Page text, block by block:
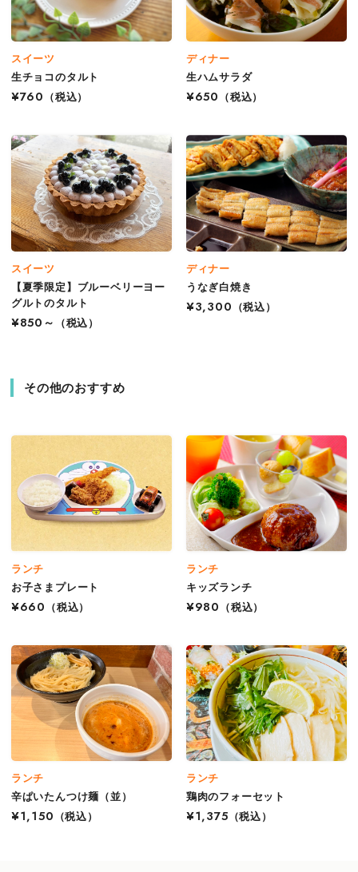
スイーツ
生チョコのタルト
¥760
（税込）
ディナー
生ハムサラダ
¥650
（税込）
スイーツ
【夏季限定】ブルーベリーヨー
グルトのタルト
¥850～
（税込）
ディナー
うなぎ白焼き
¥3,300
（税込）
その他のおすすめ
ランチ
お子さまプレート
¥660
（税込）
ランチ
キッズランチ
¥980
（税込）
ランチ
辛ぱいたんつけ麺（並）
¥1,150
（税込）
ランチ
鶏肉のフォーセット
¥1,375 （税込）